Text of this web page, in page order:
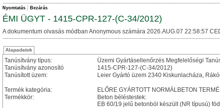
Nyomtatás Bezárás
ÉMI ÜGYT - 1415-CPR-127-(C-34/2012)
A dokumentum olvasás módban Anonymous számára 2026.AUG.07 22:58:57
Alapadatok
Tanúsítvány típus:
Üzemi Gyártásellenőrzés Megfelelőségi
Tanúsítvány azonosító
1415-CPR-127-(C-34/2012)
Tanúsított üzem:
Leier Gyártó üzem 2340 Kiskunlacháza,
Termék kategória:
ELŐRE GYÁRTOTT NORMÁLBETON
Termékkör:
Beton béléstestek:
EB 60/19 jelű betonból készült (NR típusú)